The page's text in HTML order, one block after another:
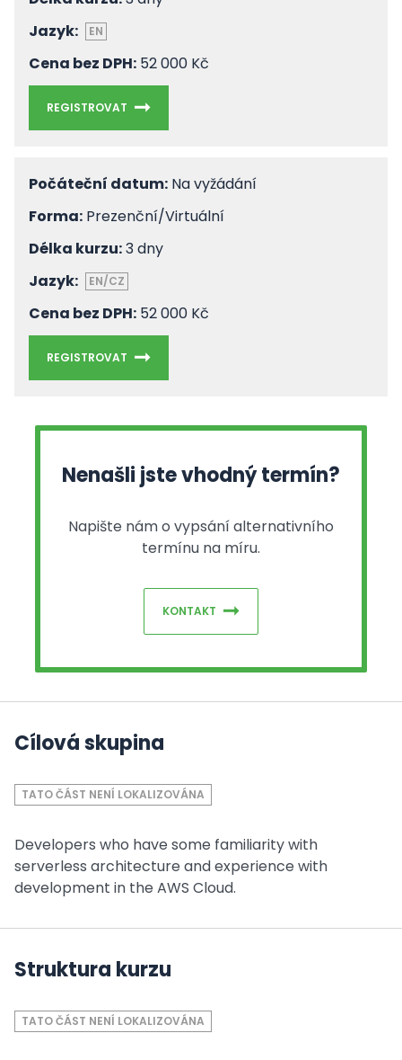
Jazyk:
EN
Cena bez DPH: 52 000 Kč
REGISTROVAT
Počáteční datum: Na vyžádání
Forma: Prezenční/Virtuální
Délka kurzu:3 dny
Jazyk:
EN/CZ
Cena bez DPH: 52 000 Kč
REGISTROVAT
Nenašli jste vhodný termín?
Napište nám o vypsání alternativního
termínu na míru.
KONTAKT
Cílová skupina
TATO ČÁST NENÍ LOKALIZOVÁNA
Developers who have some familiarity with
serverless architecture and experience with
development in the AWS Cloud.
Struktura kurzu
TATO ČÁST NENÍ LOKALIZOVÁNA